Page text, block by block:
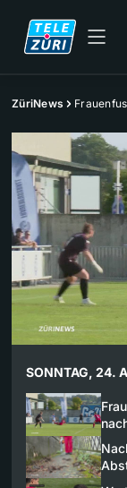
ZüriNews
SONNTAG, 24.